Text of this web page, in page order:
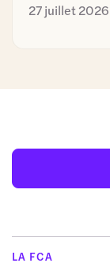
27 juillet 2026
LA FCA